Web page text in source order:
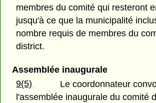
membres du comité qui resteront
jusqu'à ce que la municipalité
nombre requis de membres du
district.
Assemblée inaugurale
9(5)
Le coordonnateur
l'assemblée inaugurale du comité